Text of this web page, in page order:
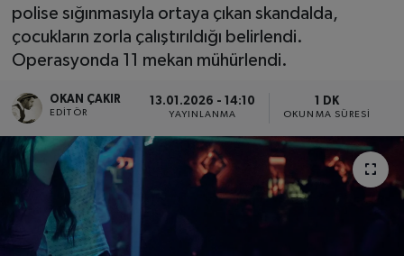
polise sığınmasıyla ortaya çıkan skandalda,
çocukların zorla çalıştırıldığı belirlendi.
Operasyonda 11 mekan mühürlendi.
OKAN ÇAKIR
EDITÖR
13.01.2026 - 14:10
YAYINLANMA
1 DK
OKUNMA SÜRESI
EKONOMİ
YEMEK